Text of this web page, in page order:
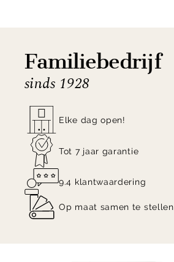
Familiebedrijf
sinds 1928
Elke dag open!
Tot 7 jaar garantie
9.4 klantwaardering
Op maat samen te stellen